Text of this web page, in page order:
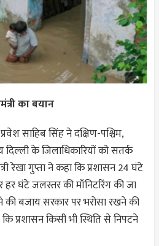
का बयान
साहिब सिंह ने दक्षिण-पश्चिम,
दिल्ली के जिलाधिकारियों को सतर्क
रेखा गुप्ता ने कहा कि प्रशासन 24 घंटे
घंटे जलस्तर की मॉनिटरिंग की जा
की बजाय सरकार पर भरोसा रखने की
प्रशासन किसी भी स्थिति से निपटने